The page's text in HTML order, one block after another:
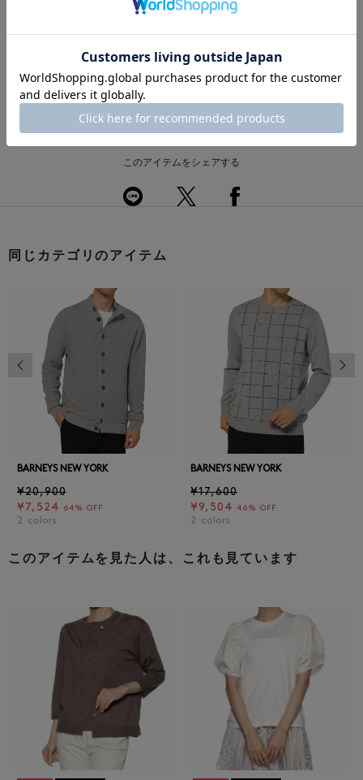
配送について
返品・交換について
このアイテムをシェアする
同じカテゴリのアイテム
BARNEYS NEW YORK
¥20,900
¥7,524
64% OFF
2 colors
BARNEYS NEW YORK
¥17,600
¥9,504 46% OFF
2 colors
前の画像
このアイテムを見た人は、これも見ています